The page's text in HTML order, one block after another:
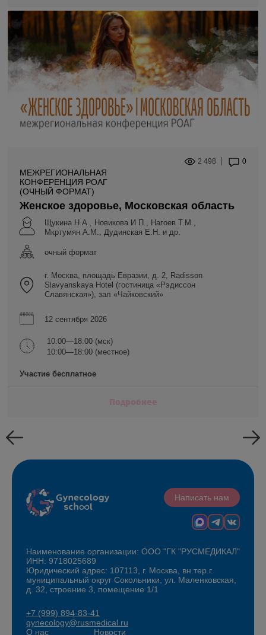
2 498 0
МЕЖРЕГИОНАЛЬНАЯ
КОНФЕРЕНЦИЯ РОАГ
(ОЧНЫЙ ФОРМАТ)
Женское здоровье, Московская область
Щукина Н.А., Новикова И.П., Нагоев Т.М.,
Мкртумян А.М., Дудинская Е.Н. и др.
очный формат
г. Москва, площадь Евразии, д. 2, Radisson
Slavyanskaya Hotel (гостиница «Рэдиссон
Славянская»), зал «Чайковский»
12 сентября 2026
10:00—18:00 (мск)
10:00—18:00 (местное)
Участие бесплатное
Подробнее
Написать нам
Наименование организации: ООО "ГК "РУСМЕДИКАЛ"
ИНН: 9718025689
Юридический адрес: 107113, г. Москва, вн.тер.г.
муниципальный округ Сокольники, ул. Маленковская,
д. 32, строение 3, помещение 1/1
+7 (999) 894-83-41
gynecology@rusmedical.ru
О нас
Новости